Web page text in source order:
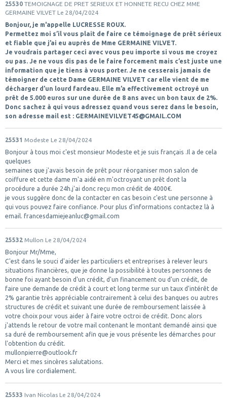
25530 TEMOIGNAGE DE PRET SERIEUX ET HONNETE RECU CHEZ MME
GERMAINE VILVET Le 28/04/2024
Bonjour, je m'appelle LUCRESSE ROUX.
Permettez moi s’il vous plait de faire ce témoignage de prêt sérieux
et fiable que j’ai eu auprès de Mme GERMAINE VILVET.
Je voudrais partager ceci avec vous peu importe si vous me croyez
ou pas. Je ne vous dis pas de le faire forcement mais c’est juste une
information que je tiens à vous porter. Je ne cesserais jamais de
témoigner de cette Dame GERMAINE VILVET car elle vient de me
décharger d’un lourd fardeau. Elle m’a effectivement octroyé un
prêt de 5.000 euros sur une durée de 8 ans avec un bon taux de 2%.
Donc sachez à qui vous adressez quand vous serez dans le besoin,
son adresse mail est : GERMAINEVILVET45@GMAIL.COM
25531 Modeste Le 28/04/2024
Bonjour à tous moi c'est monsieur Modeste et je suis français .Il a de cela
quelques
semaines que j'avais besoin de prêt pour réorganiser mon salon de
coiffure et cette dame m'a aidé en m'octroyant un prêt dont la
procédure a durée 24h.j'ai donc reçu mon crédit de 4000€.
je vous suggère donc de la contacter en cas besoin c'est une personne à
qui vous pouvez faire confiance. Pour plus d'informations contactez là à
email. francesdamiejeanluc@gmail.com
25532 Mullon Le 28/04/2024
Bonjour Mr/Mme,
C'est dans le souci d'aider les particuliers et entreprises à relever leurs
situations financières, que je donne la possibilité à toutes personnes de
bonne foi ayant besoin d'un crédit, d'un financement ou d'un crédit, de
faire une demande de crédit à court et long terme sur un taux d'intérêt de
2% garantie très appréciable contrairement à celui des banques ou autres
structures de crédit et suivant une durée de remboursement laissée à
votre choix pour vous aider à faire votre octroi de crédit. Donc alors
j'attends le retour de votre mail contenant le montant demandé ainsi que
sa duré de remboursement afin que je vous présente les démarches pour
l'obtention du crédit.
mullonpierre@outlook.fr
Merci et mes sincères salutations.
A vous lire cordialement.
25533 Ivan Nicolas Le 28/04/2024